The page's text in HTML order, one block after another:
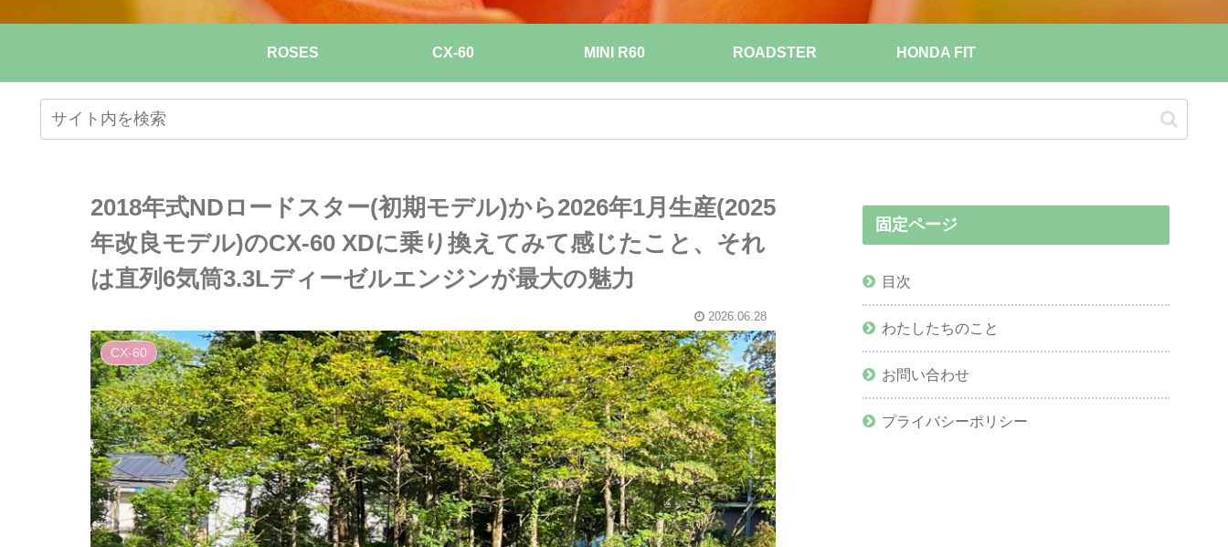
ROSES CX-60 MINI R60 ROADSTER HONDA FIT
2018年式NDロードスター(初期モデル)から2026年1月生産(2025
年改良モデル)のCX-60 XDに乗り換えてみて感じたこと、それ
は直列6気筒3.3Lディーゼルエンジンが最大の魅力
2026.06.28
CX-60
固定ページ
目次
わたしたちのこと
お問い合わせ
プライバシーポリシー